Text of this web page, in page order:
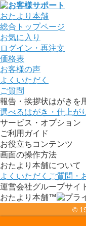
おたより本舗
総合トップページ
お気に入り
ログイン・再注文
価格表
お客様の声
よくいただく
ご質問
報告・挨拶状はがきを
選べるはがき・仕上が
サービス・オプション
ご利用ガイド
お役立ちコンテンツ
画面の操作方法
おたより本舗について
よくいただくご質問・
運営会社グループサイ
おたより本舗™
©